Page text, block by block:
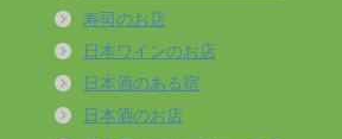
寿司のお店
日本ワインのお店
日本酒のある宿
日本酒のお店